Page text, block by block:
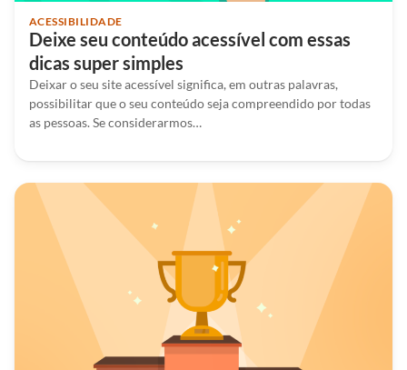
ACESSIBILIDADE
Deixe seu conteúdo acessível com essas
dicas super simples
Deixar o seu site acessível significa, em outras palavras,
possibilitar que o seu conteúdo seja compreendido por todas
as pessoas. Se considerarmos…